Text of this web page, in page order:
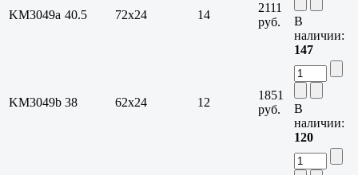
KM3049a 40.5 72х24 14
2111
руб.
В
наличии:
147
KM3049b 38 62х24 12
1851
руб.
В
наличии:
120